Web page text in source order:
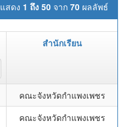
แสดง 1 ถึง 50 จาก 70 ผลลัพธ์
สำนักเรียน
คณะจังหวัดกำแพงเพชร
คณะจังหวัดกำแพงเพชร